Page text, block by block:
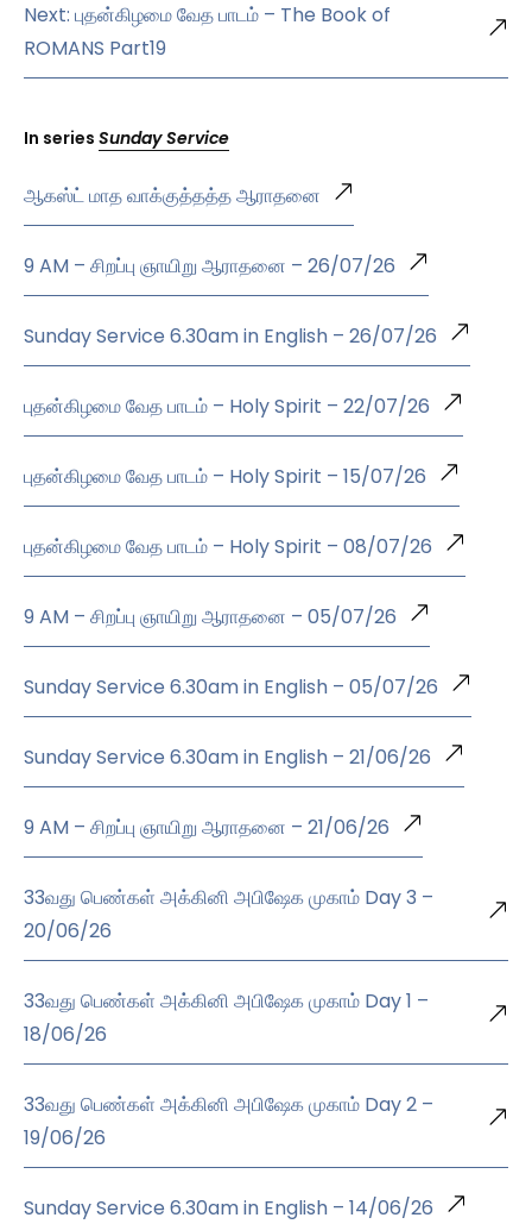
Next: புதன்கிழமை வேத பாடம் – The Book of
ROMANS Part19
In series Sunday Service
ஆகஸ்ட் மாத வாக்குத்தத்த ஆராதனை
9 AM – சிறப்பு ஞாயிறு ஆராதனை – 26/07/26
Sunday Service 6.30am in English – 26/07/26
புதன்கிழமை வேத பாடம் – Holy Spirit – 22/07/26
புதன்கிழமை வேத பாடம் – Holy Spirit – 15/07/26
புதன்கிழமை வேத பாடம் – Holy Spirit – 08/07/26
9 AM – சிறப்பு ஞாயிறு ஆராதனை – 05/07/26
Sunday Service 6.30am in English – 05/07/26
Sunday Service 6.30am in English – 21/06/26
9 AM – சிறப்பு ஞாயிறு ஆராதனை – 21/06/26
33வது பெண்கள் அக்கினி அபிஷேக முகாம் Day 3 –
20/06/26
33வது பெண்கள் அக்கினி அபிஷேக முகாம் Day 1 –
18/06/26
33வது பெண்கள் அக்கினி அபிஷேக முகாம் Day 2 –
19/06/26
Sunday Service 6.30am in English – 14/06/26